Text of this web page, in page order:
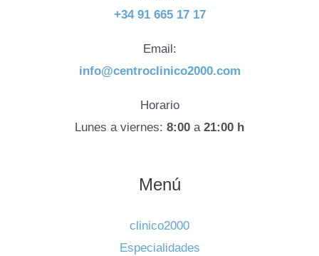
+34 91 665 17 17
Email:
info@centroclinico2000.com
Horario
Lunes a viernes: 8:00 a 21:00 h
Menú
clinico2000
Especialidades